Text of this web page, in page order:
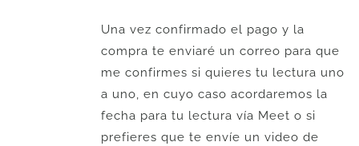
Una vez confirmado el pago y la
compra te enviaré un correo para que
me confirmes si quieres tu lectura uno
a uno, en cuyo caso acordaremos la
fecha para tu lectura vía Meet o si
prefieres que te envíe un video de